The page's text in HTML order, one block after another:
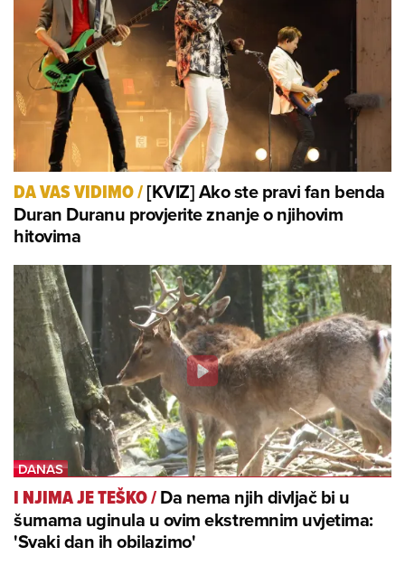
DA VAS VIDIMO/[KVIZ] Ako ste pravi fan benda
Duran Duranu provjerite znanje o njihovim
hitovima
I NJIMA JE TEŠKO/Da nema njih divljač bi u
šumama uginula u ovim ekstremnim uvjetima:
'Svaki dan ih obilazimo'